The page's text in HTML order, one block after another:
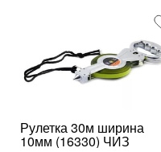
Рулетка 30м ширина
10мм (16330) ЧИЗ